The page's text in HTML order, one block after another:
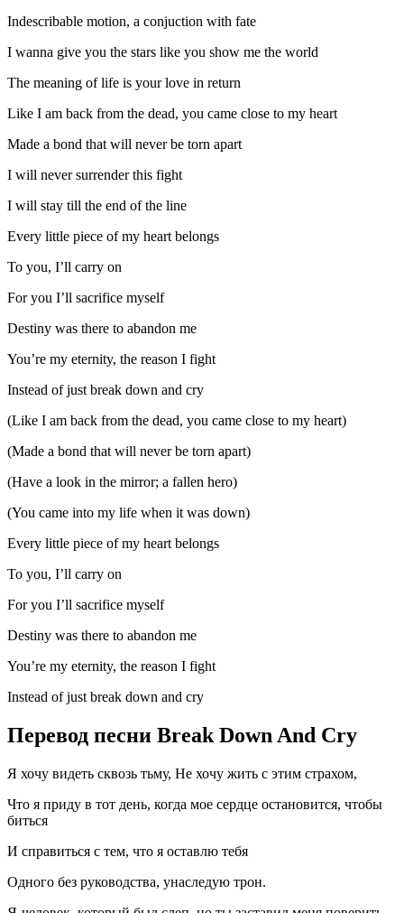
Indescribable motion, a conjuction with fate
I wanna give you the stars like you show me the world
The meaning of life is your love in return
Like I am back from the dead, you came close to my heart
Made a bond that will never be torn apart
I will never surrender this fight
I will stay till the end of the line
Every little piece of my heart belongs
To you, I’ll carry on
For you I’ll sacrifice myself
Destiny was there to abandon me
You’re my eternity, the reason I fight
Instead of just break down and cry
(Like I am back from the dead, you came close to my heart)
(Made a bond that will never be torn apart)
(Have a look in the mirror; a fallen hero)
(You came into my life when it was down)
Every little piece of my heart belongs
To you, I’ll carry on
For you I’ll sacrifice myself
Destiny was there to abandon me
You’re my eternity, the reason I fight
Instead of just break down and cry
Перевод песни Break Down And Cry
Я хочу видеть сквозь тьму, Не хочу жить с этим страхом,
Что я приду в тот день, когда мое сердце остановится, чтобы
биться
И справиться с тем, что я оставлю тебя
Одного без руководства, унаследую трон.